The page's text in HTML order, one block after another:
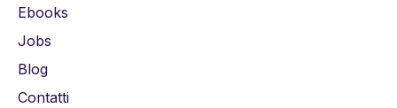
Ebooks
Jobs
Blog
Contatti